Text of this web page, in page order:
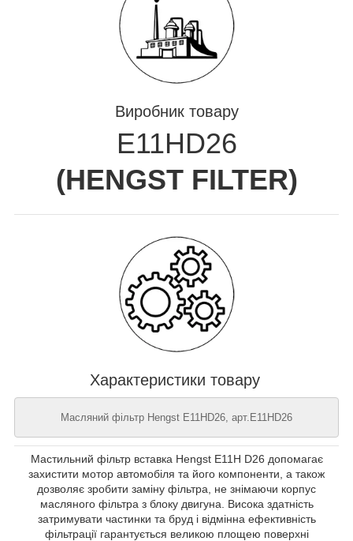
Виробник товару
E11HD26
(HENGST FILTER)
Характеристики товару
Масляний фільтр Hengst E11HD26, арт.E11HD26
Мастильний фільтр вставка Hengst E11H D26 допомагає
захиcтити мотор автомобіля та його компоненти, а також
дозволяє зробити заміну фільтра, не знімаючи корпус
масляного фільтра з блоку двигуна. Висока здатність
затримувати частинки та бруд і відмінна ефективність
фільтрації гарантується великою площею поверхні